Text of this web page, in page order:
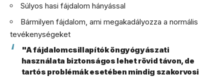
Súlyos hasi fájdalom hányással
Bármilyen fájdalom, ami megakadályozza a normális
tevékenységeket
"A fájdalomcsillapítók öngyógyászati
használata biztonságos lehet rövid távon, de
tartós problémák esetében mindig szakorvosi